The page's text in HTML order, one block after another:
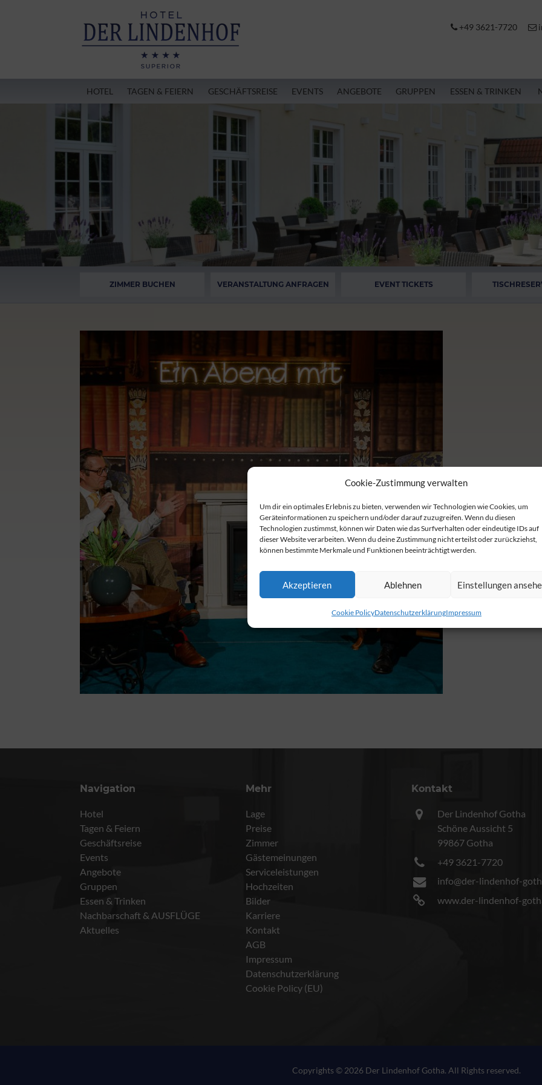
Cookie-Zustimmung verwalten
Um dir ein optimales Erlebnis zu bieten, verwenden wir Technologien wie Cookies, um
Geräteinformationen zu speichern und/oder darauf zuzugreifen. Wenn du diesen
Technologien zustimmst, können wir Daten wie das Surfverhalten oder eindeutige IDs auf
dieser Website verarbeiten. Wenn du deine Zustimmung nicht erteilst oder zurückziehst,
können bestimmte Merkmale und Funktionen beeinträchtigt werden.
Akzeptieren Ablehnen Einstellungen
Cookie PolicyDatenschutzerklärungImpressum
+49 3621-7720
HOTEL TAGEN & FEIERN GESCHÄFTSREISE EVENTS ANGEBOTE GRUPPEN ESSEN & TRINKEN
ZIMMER BUCHEN VERANSTALTUNG ANFRAGEN EVENT TICKETS
Navigation
Hotel
Tagen & Feiern
Geschäftsreise
Events
Angebote
Gruppen
Essen & Trinken
Nachbarschaft & AUSFLÜGE
Aktuelles
Mehr
Lage
Preise
Zimmer
Gästemeinungen
Serviceleistungen
Hochzeiten
Bilder
Karriere
Kontakt
AGB
Impressum
Datenschutzerklärung
Cookie Policy (EU)
Kontakt
Der Lindenhof Gotha
Schöne Aussicht 5
99867 Gotha
+49 3621-7720
info@der-lindenhof-
www.der-lindenhof-
Copyrights © 2026 Der Lindenhof Gotha. All Rights reserved.